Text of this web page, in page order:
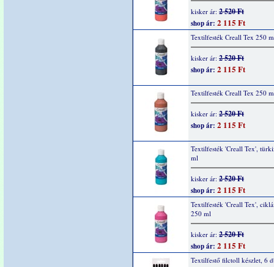
kisker ár: 2 520 Ft
shop ár: 2 115 Ft
Textilfesték Creall Tex 250
kisker ár: 2 520 Ft
shop ár: 2 115 Ft
Textilfesték Creall Tex 250
kisker ár: 2 520 Ft
shop ár: 2 115 Ft
Textilfesték 'Creall Tex',
ml
kisker ár: 2 520 Ft
shop ár: 2 115 Ft
Textilfesték 'Creall Tex',
250 ml
kisker ár: 2 520 Ft
shop ár: 2 115 Ft
Textilfestő filctoll készlet, 6